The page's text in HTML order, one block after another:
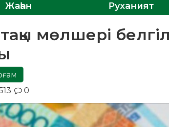
Жаһан Руханият
мөлшері
0